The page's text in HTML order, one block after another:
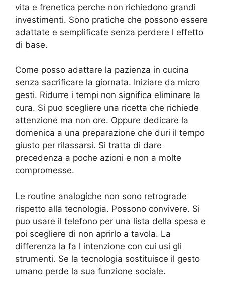
vita e frenetica perche non richiedono grandi
investimenti. Sono pratiche che possono essere
adattate e semplificate senza perdere l effetto
di base.
Come posso adattare la pazienza in cucina
senza sacrificare la giornata. Iniziare da micro
gesti. Ridurre i tempi non significa eliminare la
cura. Si puo scegliere una ricetta che richiede
attenzione ma non ore. Oppure dedicare la
domenica a una preparazione che duri il tempo
giusto per rilassarsi. Si tratta di dare
precedenza a poche azioni e non a molte
compromesse.
Le routine analogiche non sono retrograde
rispetto alla tecnologia. Possono convivere. Si
puo usare il telefono per una lista della spesa e
poi scegliere di non aprirlo a tavola. La
differenza la fa l intenzione con cui usi gli
strumenti. Se la tecnologia sostituisce il gesto
umano perde la sua funzione sociale.